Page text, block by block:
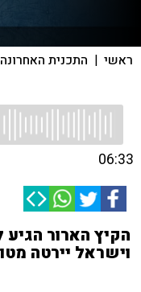
ראשי | התכנית האחרונה
06:33
הקיץ הארור הגיע
וישראל יירטה